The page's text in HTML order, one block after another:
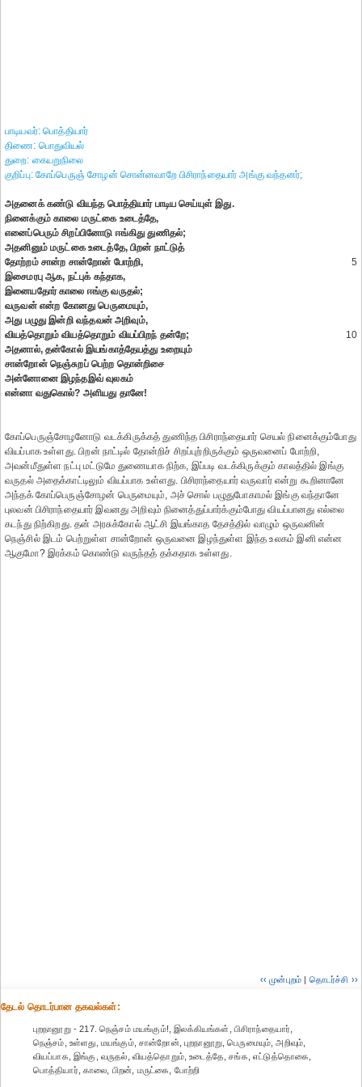
பாடியவர்: பொத்தியார்
திணை: பொதுவியல்
துறை: கையறுநிலை
குறிப்பு: கோப்பெருஞ் சோழன் சொன்னவாறே பிசிராந்தையார் அங்கு வந்தனர்;
அதனைக் கண்டு வியந்த பொத்தியார் பாடிய செய்யுள் இது.
நினைக்கும் காலை மருட்கை உடைத்தே,
எனைப்பெரும் சிறப்பினோடு ஈங்கிது துணிதல்;
அதனினும் மருட்கை உடைத்தே, பிறன் நாட்டுத்
தோற்றம் சான்ற சான்றோன் போற்றி,
5
இசைமரபு ஆக, நட்புக் கந்தாக,
இனையதோர் காலை ஈங்கு வருதல்;
வருவன் என்ற கோனது பெருமையும்,
அது பழுது இன்றி வந்தவன் அறிவும்,
வியத்தொறும் வியத்தொறும் வியப்பிறந் தன்றே;
10
அதனால், தன்கோல் இயங்காத்தேயத்து உறையும்
சான்றோன் நெஞ்சுறப் பெற்ற தொன்றிசை
அன்னோனை இழந்தஇவ் வுலகம்
என்னா வதுகொல்? அளியது தானே!
கோப்பெருஞ்சோழனோடு வடக்கிருக்கத் துணிந்த பிசிராந்தையார் செயல் நினைக்கும்போது
வியப்பாக உள்ளது. பிறன் நாட்டில் தோன்றிச் சிறப்புற்றிருக்கும் ஒருவனைப் போற்றி,
அவன்மீதுள்ள நட்பு மட்டுமே துணையாக நிற்க, இப்படி வடக்கிருக்கும் காலத்தில் இங்கு
வருதல் அதைக்காட்டிலும் வியப்பாக உள்ளது. பிசிராந்தையார் வருவார் என்று கூறினானே
அந்தக் கோப்பெருஞ்சோழன் பெருமையும், அச் சொல் பழுதுபோகாமல் இங்கு வந்தானே
புலவன் பிசிராந்தையார் இவனது அறிவும் நினைத்துப்பார்க்கும்போது வியப்பானது எல்லை
கடந்து நிற்கிறது. தன் அரசுக்கோல் ஆட்சி இயங்காத தேசத்தில் வாழும் ஒருவனின்
நெஞ்சில் இடம் பெற்றுள்ள சான்றோன் ஒருவனை இழந்துள்ள இந்த உலகம் இனி என்ன
ஆகுமோ? இரக்கம் கொண்டு வருந்தத் தக்கதாக உள்ளது.
‹‹ முன்புறம் | தொடர்ச்சி ››
தேட‌ல் தொட‌ர்பான தகவ‌ல்க‌ள்:
புறநானூறு - 217. நெஞ்சம் மயங்கும்!, இலக்கியங்கள், பிசிராந்தையார்,
நெஞ்சம், உள்ளது, மயங்கும், சான்றோன், புறநானூறு, பெருமையும், அறிவும்,
வியப்பாக, இங்கு, வருதல், வியத்தொறும், உடைத்தே, சங்க, எட்டுத்தொகை,
பொத்தியார், காலை, பிறன், மருட்கை, போற்றி